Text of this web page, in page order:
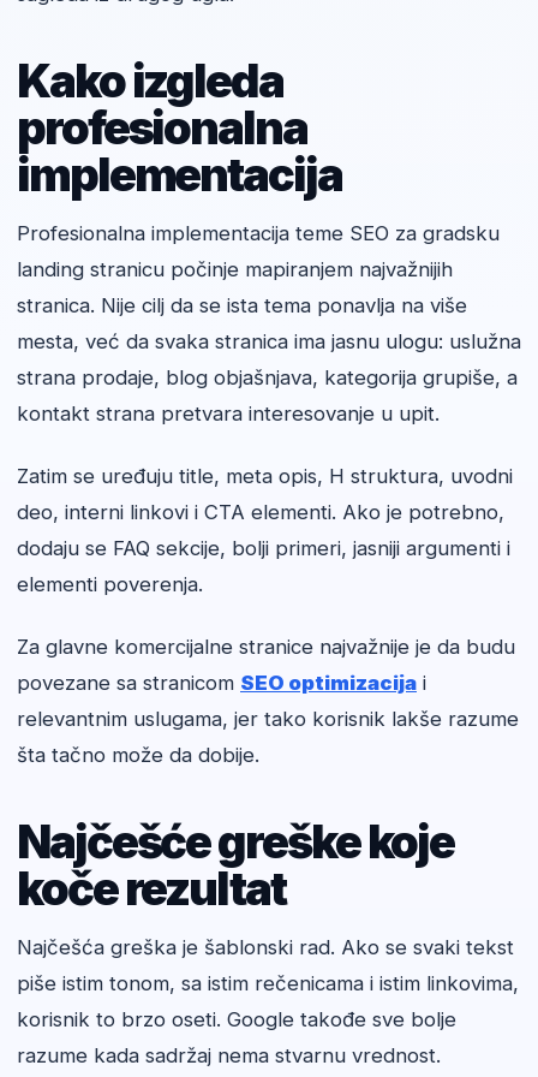
Kako izgleda
profesionalna
implementacija
Profesionalna implementacija teme SEO za gradsku
landing stranicu počinje mapiranjem najvažnijih
stranica. Nije cilj da se ista tema ponavlja na više
mesta, već da svaka stranica ima jasnu ulogu: uslužna
strana prodaje, blog objašnjava, kategorija grupiše, a
kontakt strana pretvara interesovanje u upit.
Zatim se uređuju title, meta opis, H struktura, uvodni
deo, interni linkovi i CTA elementi. Ako je potrebno,
dodaju se FAQ sekcije, bolji primeri, jasniji argumenti i
elementi poverenja.
Za glavne komercijalne stranice najvažnije je da budu
povezane sa stranicom SEO optimizacija i
relevantnim uslugama, jer tako korisnik lakše razume
šta tačno može da dobije.
Najčešće greške koje
koče rezultat
Najčešća greška je šablonski rad. Ako se svaki tekst
piše istim tonom, sa istim rečenicama i istim linkovima,
korisnik to brzo oseti. Google takođe sve bolje
razume kada sadržaj nema stvarnu vrednost.